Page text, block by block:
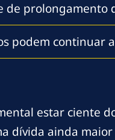
de prolongamento
podem continuar
estar ciente
dívida ainda